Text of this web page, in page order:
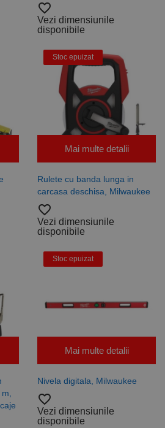
favorite_border
Vezi dimensiunile
disponibile
Stoc epuizat
Mai multe detalii
Rulete cu banda lunga in
carcasa deschisa, Milwaukee
favorite_border
Vezi dimensiunile
disponibile
Stoc epuizat
Mai multe detalii
Nivela digitala, Milwaukee
favorite_border
Vezi dimensiunile
disponibile